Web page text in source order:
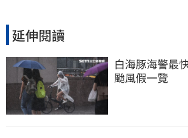
延伸閱讀
白海豚海警最
颱風假一覽